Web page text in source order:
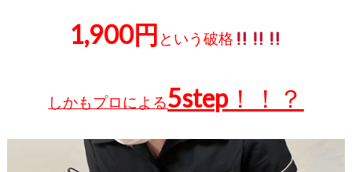
1,900円 という破格
しかもプロによる5step！！？